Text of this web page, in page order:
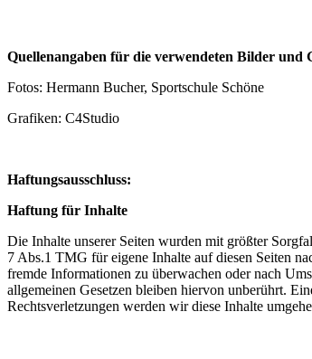
Quellenangaben für die verwendeten Bilder und
Fotos: Hermann Bucher, Sportschule Schöne
Grafiken: C4Studio
Haftungsausschluss:
Haftung für Inhalte
Die Inhalte unserer Seiten wurden mit größter
7 Abs.1 TMG für eigene Inhalte auf diesen Seiten
fremde Informationen zu überwachen oder nach
allgemeinen Gesetzen bleiben hiervon unberührt.
Rechtsverletzungen werden wir diese Inhalte